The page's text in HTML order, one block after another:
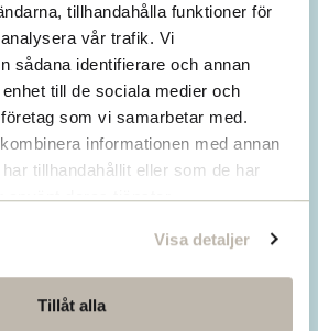
tillhandahålla funktioner för
vår trafik. Vi
sådana identifierare och annan
till de sociala medier och
som vi samarbetar med.
informationen med annan
tillhandahållit eller som de har
använt deras tjänster.
Visa detaljer
Tillåt alla
från SNS.
på vårt nyhetsbrev
nyheter. Få nya
dig uppdaterad om viktiga